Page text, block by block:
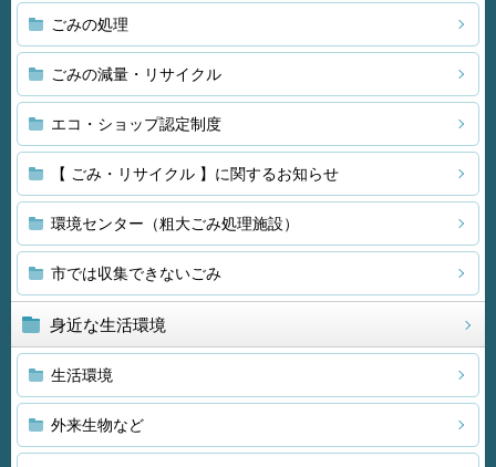
ごみの処理
ごみの減量・リサイクル
エコ・ショップ認定制度
【 ごみ・リサイクル 】に関するお知らせ
環境センター（粗大ごみ処理施設）
市では収集できないごみ
身近な生活環境
生活環境
外来生物など